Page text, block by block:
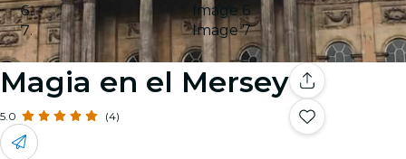
Image 6
Image 7
Magia en el Mersey
5.0 (4)